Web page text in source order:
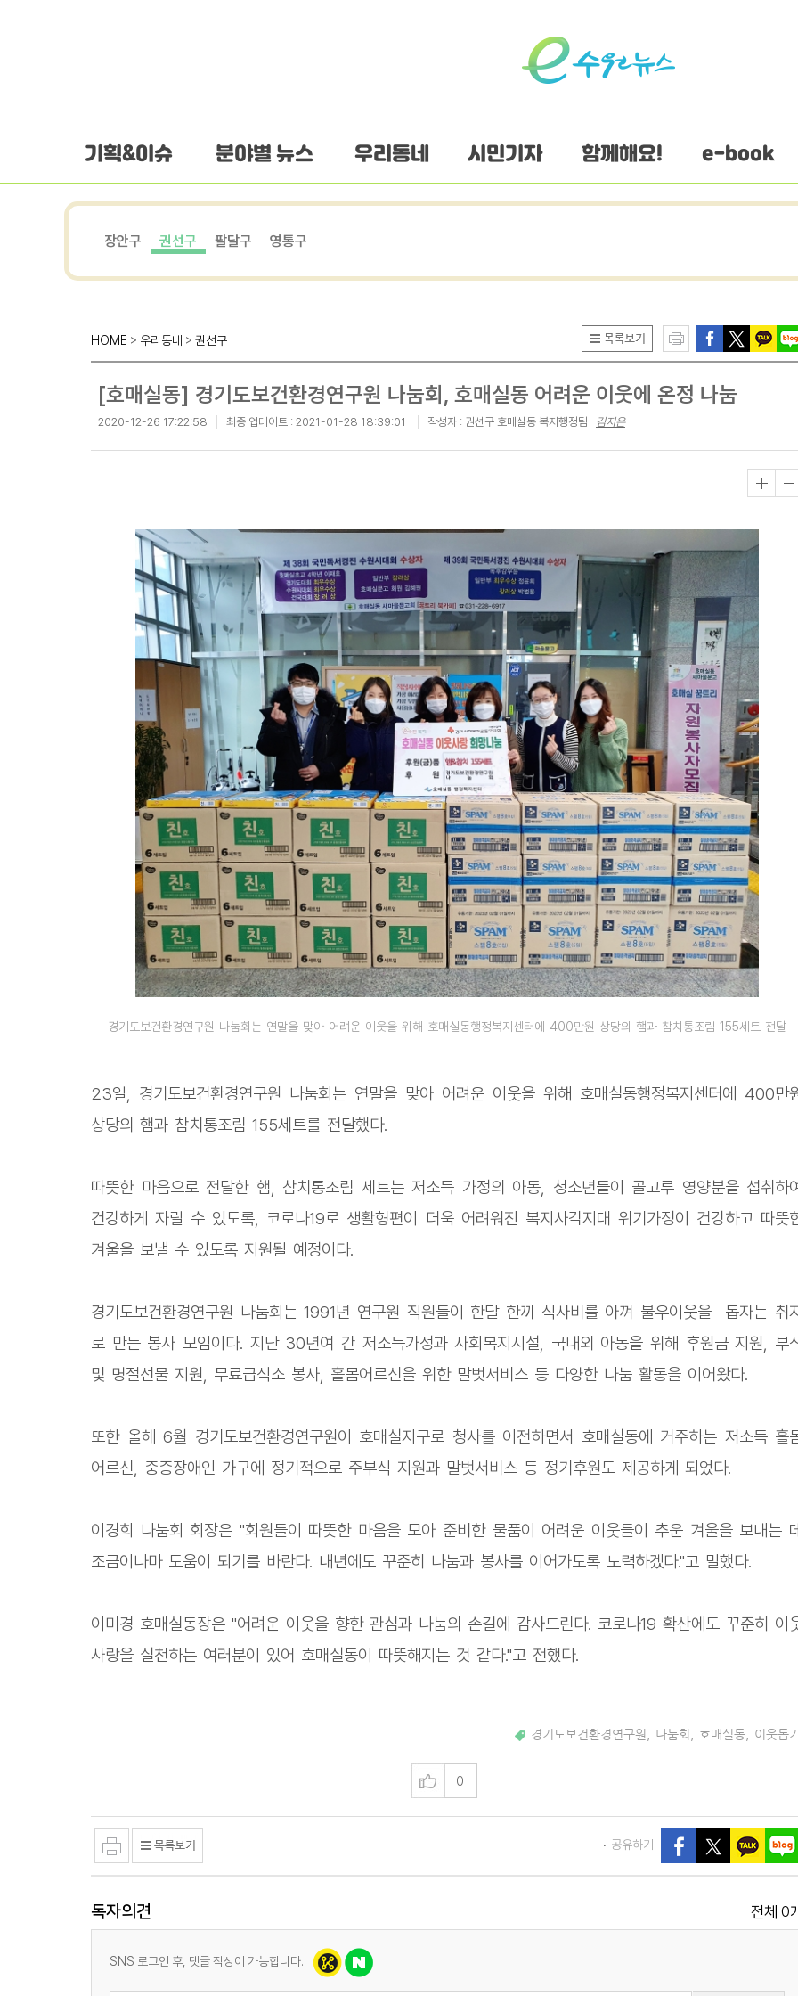
기획&이슈 분야별 뉴스 우리동네 시민기자 함께해요! e-book
장안구 권선구 팔달구 영통구
HOME > 우리동네 > 권선구
[호매실동] 경기도보건환경연구원 나눔회, 호매실동 어려운 이웃에 온정 나눔
2020-12-26 17:22:58 최종 업데이트 : 2021-01-28 18:39:01 작성자 : 권선구 호매실동 복지행정팀 김지은
경기도보건환경연구원 나눔회는 연말을 맞아 어려운 이웃을 위해 호매실동행정복지센터에 400만원 상당의 햄과 참치통조림 155세트 전달
23일, 경기도보건환경연구원 나눔회는 연말을 맞아 어려운 이웃을 위해 호매실동행정복지센터에 400만
상당의 햄과 참치통조림 155세트를 전달했다.
따뜻한 마음으로 전달한 햄, 참치통조림 세트는 저소득 가정의 아동, 청소년들이 골고루 영양분을 섭취하
건강하게 자랄 수 있도록, 코로나19로 생활형편이 더욱 어려워진 복지사각지대 위기가정이 건강하고 따뜻
겨울을 보낼 수 있도록 지원될 예정이다.
경기도보건환경연구원 나눔회는 1991년 연구원 직원들이 한달 한끼 식사비를 아껴 불우이웃을 돕자는 취지
로 만든 봉사 모임이다. 지난 30년여 간 저소득가정과 사회복지시설, 국내외 아동을 위해 후원금 지원, 부
및 명절선물 지원, 무료급식소 봉사, 홀몸어르신을 위한 말벗서비스 등 다양한 나눔 활동을 이어왔다.
또한 올해 6월 경기도보건환경연구원이 호매실지구로 청사를 이전하면서 호매실동에 거주하는 저소득 홀
어르신, 중증장애인 가구에 정기적으로 주부식 지원과 말벗서비스 등 정기후원도 제공하게 되었다.
이경희 나눔회 회장은 "회원들이 따뜻한 마음을 모아 준비한 물품이 어려운 이웃들이 추운 겨울을 보내는 데
조금이나마 도움이 되기를 바란다. 내년에도 꾸준히 나눔과 봉사를 이어가도록 노력하겠다."고 말했다.
이미경 호매실동장은 "어려운 이웃을 향한 관심과 나눔의 손길에 감사드린다. 코로나19 확산에도 꾸준히 이
사랑을 실천하는 여러분이 있어 호매실동이 따뜻해지는 것 같다."고 전했다.
경기도보건환경연구원 나눔회 호매실동 이웃돕기
0
공유하기
독자의견 전체 0
SNS 로그인 후, 댓글 작성이 가능합니다.